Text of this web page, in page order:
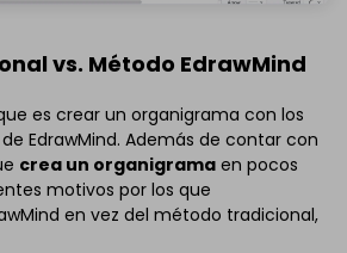
vs. Método EdrawMind
es crear un organigrama con los
EdrawMind. Además de contar con
crea un organigrama en pocos
motivos por los que
en vez del método tradicional,